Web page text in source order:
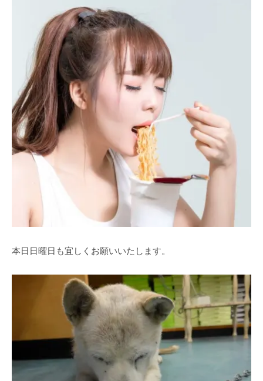
本日日曜日も宜しくお願いいたします。